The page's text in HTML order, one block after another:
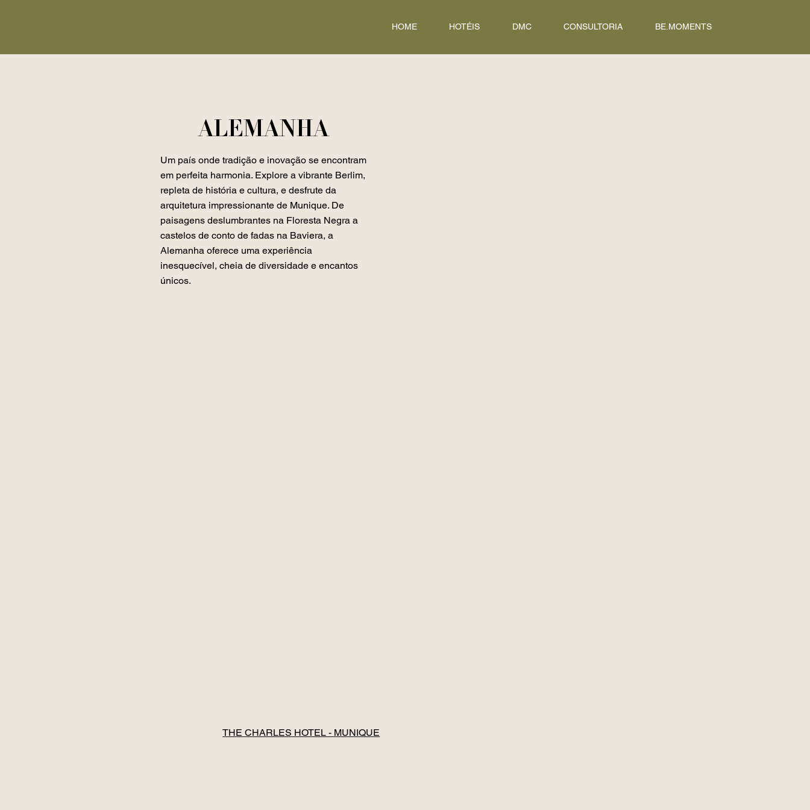
HOME HOTÉIS DMC CONSULTORIA BE.MOMENTS
ALEMANHA
Um país onde tradição e inovação se encontram
em perfeita harmonia. Explore a vibrante Berlim,
repleta de história e cultura, e desfrute da
arquitetura impressionante de Munique. De
paisagens deslumbrantes na Floresta Negra a
castelos de conto de fadas na Baviera, a
Alemanha oferece uma experiência
inesquecível, cheia de diversidade e encantos
únicos.
THE CHARLES HOTEL - MUNIQUE